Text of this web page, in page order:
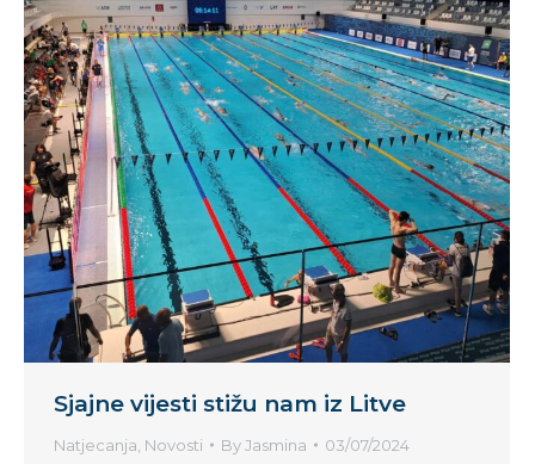
Sjajne vijesti stižu nam iz Litve
Natjecanja Novosti ByJasmina 03/07/2024